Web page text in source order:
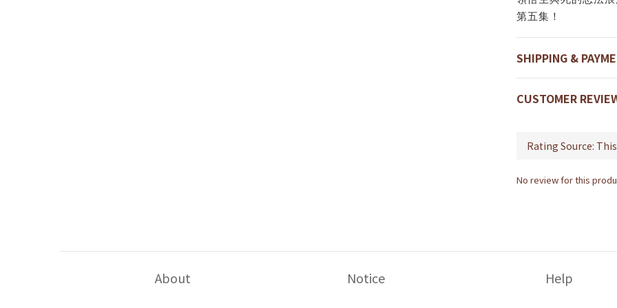
第五集！
SHIPPING &
CUSTOMER
No review for this
About Notice Help